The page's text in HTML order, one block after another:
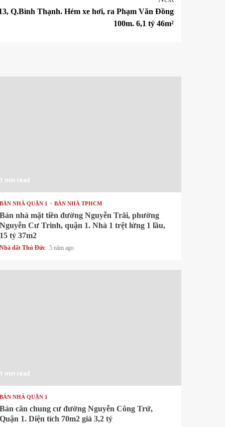
Q.Bình Thạnh. Hẻm xe hơi, ra Phạm Văn Đồng
100m. 6,1 tỷ 46m²
1 min read
BÁN NHÀ QUẬN 1 BÁN NHÀ TPHCM
Bán nhà mặt tiền đường Nguyễn Trãi, phường
Nguyễn Cư Trinh, quận 1. Nhà 1 trệt lửng 1 lầu,
15 tỷ 37m2
Nhà đất Thủ Đức 5 năm ago
1 min read
BÁN NHÀ QUẬN 1
Bán căn chung cư đường Nguyễn Công Trứ,
Quận 1. Diện tích 70m2 giá 3,2 tỷ